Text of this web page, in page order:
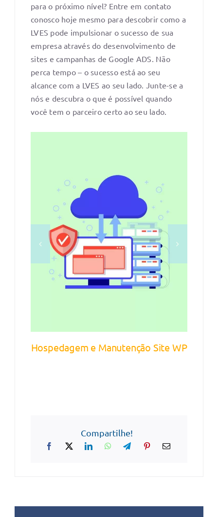
para o próximo nível? Entre em contato
conosco hoje mesmo para descobrir como a
LVES pode impulsionar o sucesso de sua
empresa através do desenvolvimento de
sites e campanhas de Google ADS. Não
perca tempo – o sucesso está ao seu
alcance com a LVES ao seu lado. Junte-se a
nós e descubra o que é possível quando
você tem o parceiro certo ao seu lado.
FALE COM UM CONSULTOR
/
DETALHES
Hospedagem e Manutenção Site WP
Compartilhe!